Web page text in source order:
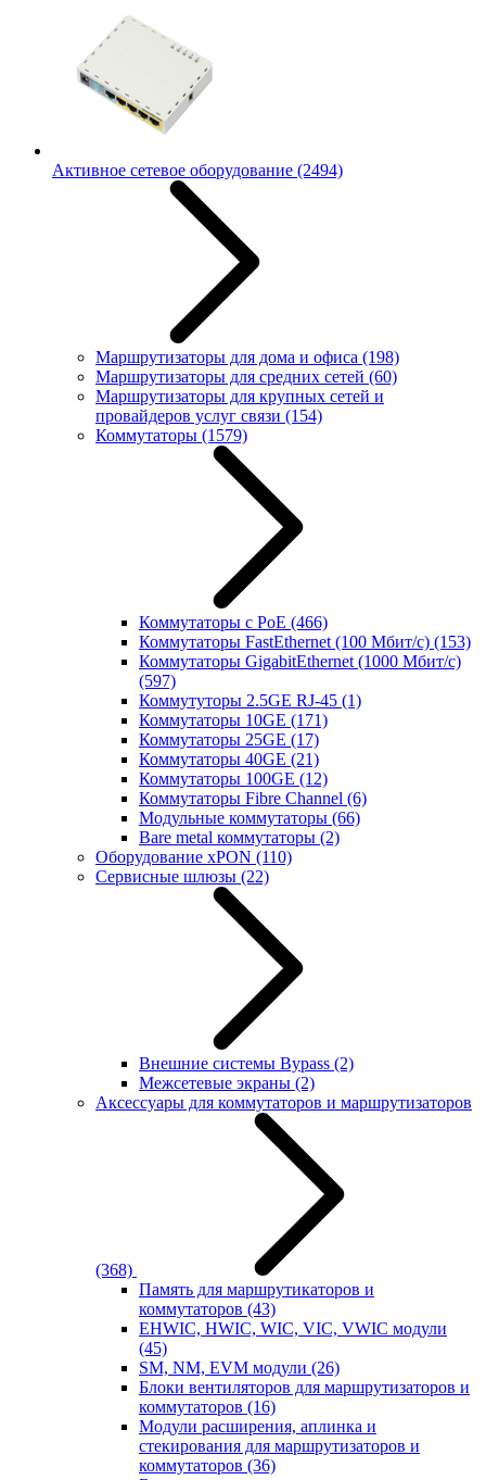
Активное сетевое оборудование (2494)
Маршрутизаторы для дома и офиса (198)
Маршрутизаторы для средних сетей (60)
Маршрутизаторы для крупных сетей и
провайдеров услуг связи (154)
Коммутаторы (1579)
Коммутаторы с PoE (466)
Коммутаторы FastEthernet (100 Мбит/с) (153)
Коммутаторы GigabitEthernet (1000 Мбит/с)
(597)
Коммутуторы 2.5GE RJ-45 (1)
Коммутаторы 10GE (171)
Коммутаторы 25GE (17)
Коммутаторы 40GE (21)
Коммутаторы 100GE (12)
Коммутаторы Fibre Channel (6)
Модульные коммутаторы (66)
Bare metal коммутаторы (2)
Оборудование xPON (110)
Сервисные шлюзы (22)
Внешние системы Bypass (2)
Межсетевые экраны (2)
Аксессуары для коммутаторов и маршрутизаторов
(368)
Память для маршрутикаторов и
коммутаторов (43)
EHWIC, HWIC, WIC, VIC, VWIC модули
(45)
SM, NM, EVM модули (26)
Блоки вентиляторов для маршрутизаторов и
коммутаторов (16)
Модули расширения, аплинка и
стекирования для маршрутизаторов и
коммутаторов (36)